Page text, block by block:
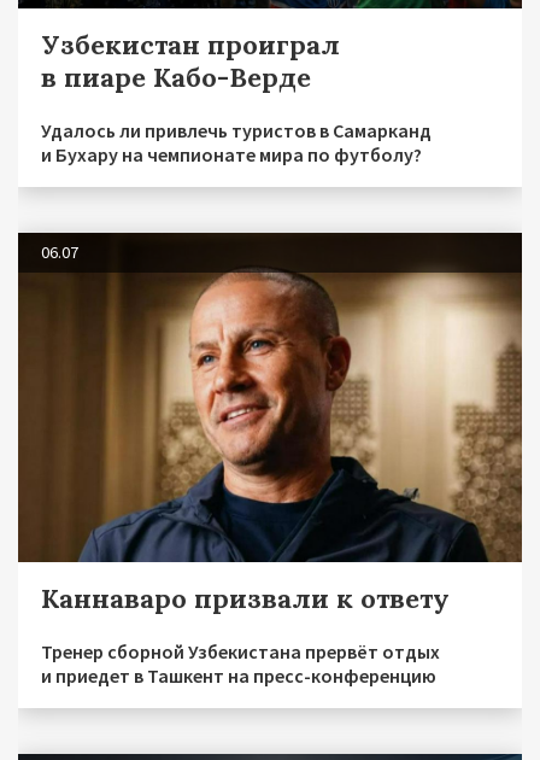
Узбекистан проиграл
в пиаре Кабо-Верде
Удалось ли привлечь туристов в Самарканд
и Бухару на чемпионате мира по футболу?
06.07
Каннаваро призвали к ответу
Тренер сборной Узбекистана прервёт отдых
и приедет в Ташкент на пресс-конференцию